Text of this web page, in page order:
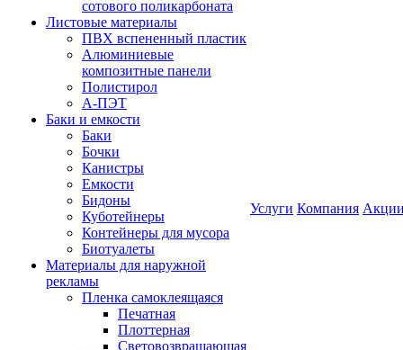
сотового поликарбоната
Листовые материалы
ПВХ вспененный пластик
Алюминиевые
композитные панели
Полистирол
А-ПЭТ
Баки и емкости
Баки
Бочки
Канистры
Емкости
Бидоны
Куботейнеры
Контейнеры для мусора
Биотуалеты
Материалы для наружной
рекламы
Пленка самоклеящаяся
Печатная
Плоттерная
Световозвращающая
Услуги Компания